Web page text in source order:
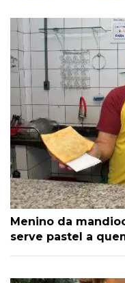
Menino da
serve pastel a